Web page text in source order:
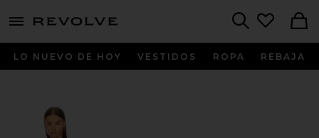
menu - shows more content
LO NUEVO DE HOY VESTIDOS ROPA REBAJA